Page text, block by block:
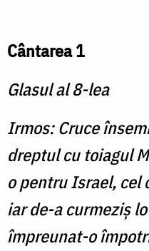
Cântarea 1
Glasul al 8-lea
Irmos: Cruce
dreptul cu toiagul
o pentru Israel, cel
iar de-a curmeziş
împreunat-o